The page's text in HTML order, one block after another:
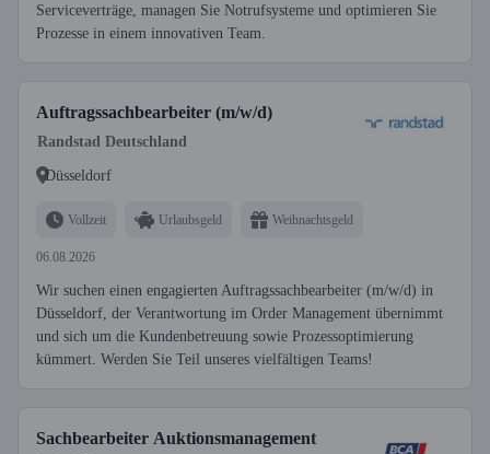
Serviceverträge, managen Sie Notrufsysteme und optimieren Sie
Prozesse in einem innovativen Team.
Auftragssachbearbeiter (m/w/d)
Randstad Deutschland
Düsseldorf
Vollzeit Urlaubsgeld Weihnachtsgeld
06.08.2026
Wir suchen einen engagierten Auftragssachbearbeiter (m/w/d) in
Düsseldorf, der Verantwortung im Order Management übernimmt
und sich um die Kundenbetreuung sowie Prozessoptimierung
kümmert. Werden Sie Teil unseres vielfältigen Teams!
Sachbearbeiter Auktionsmanagement